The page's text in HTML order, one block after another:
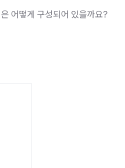
어떻게 구성되어 있을까요?